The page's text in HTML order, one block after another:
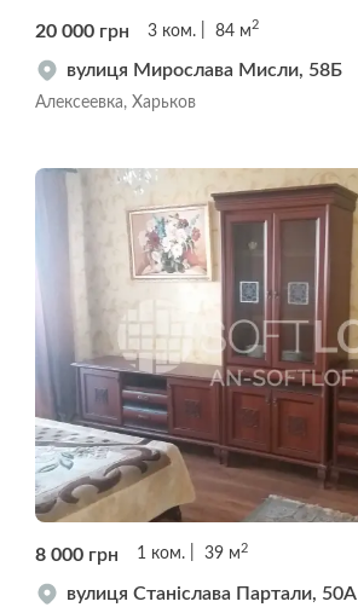
20 000 грн 3 ком. 84 м2
вулиця Мирослава Мисли, 58Б
Алексеевка, Харьков
8 000 грн 1 ком. 39 м 2
вулиця Станіслава Партали, 50А